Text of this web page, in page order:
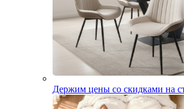
Держим цены со скидками на